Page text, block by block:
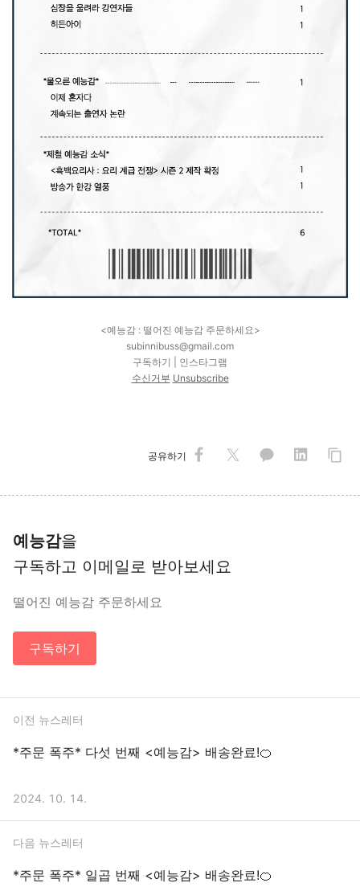
<예능감 : 떨어진 예능감 주문하세요>
subinnibuss@gmail.com
구독하기
인스타그램
수신거부 Unsubscribe
공유하기
예능감을
구독하고 이메일로 받아보세요
떨어진 예능감 주문하세요
구독하기
이전 뉴스레터
*주문 폭주* 다섯 번째 <예능감> 배송완료!🍊
2024. 10. 14.
다음 뉴스레터
*주문 폭주* 일곱 번째 <예능감> 배송완료!🍊